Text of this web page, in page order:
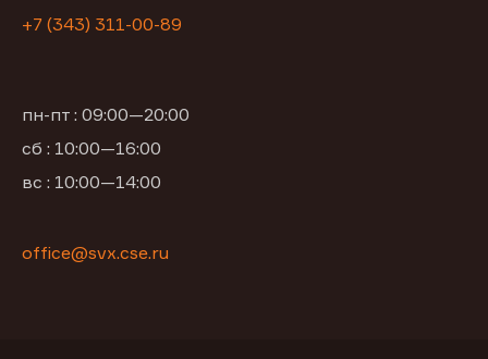
+7 (343) 311-00-89
пн-пт : 09:00—20:00
сб : 10:00—16:00
вс : 10:00—14:00
office@svx.cse.ru